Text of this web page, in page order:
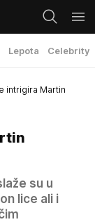
Lepota Celebrity
intrigira Martin
su u
lice ali i